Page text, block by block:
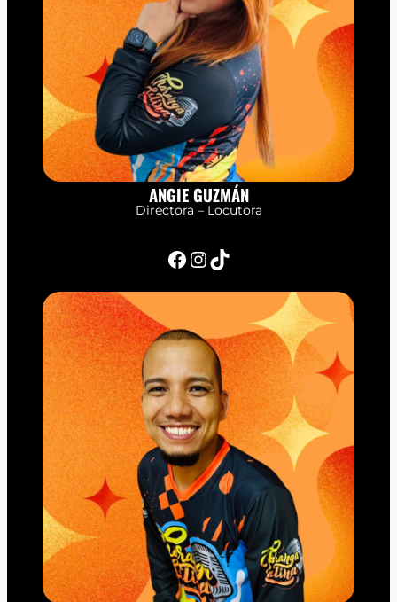
ANGIE GUZMÁN
Directora – Locutora
Facebook InstagramTikTok